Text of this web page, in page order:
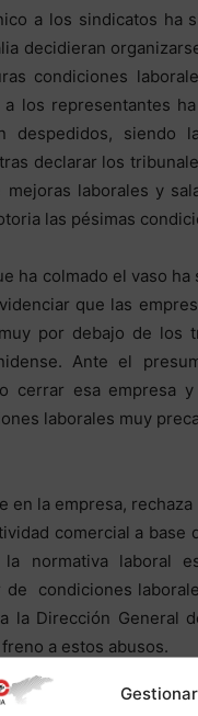
a los sindicatos ha
decidieran
condiciones
los representantes
siendo
declarar los
laborales y
las pésimas
ha colmado el vaso ha
que las
por debajo de los
Ante el
cerrar esa empresa
laborales muy
en la empresa,
comercial a base
normativa laboral
condiciones
la Dirección General
a estos abusos.
para que los